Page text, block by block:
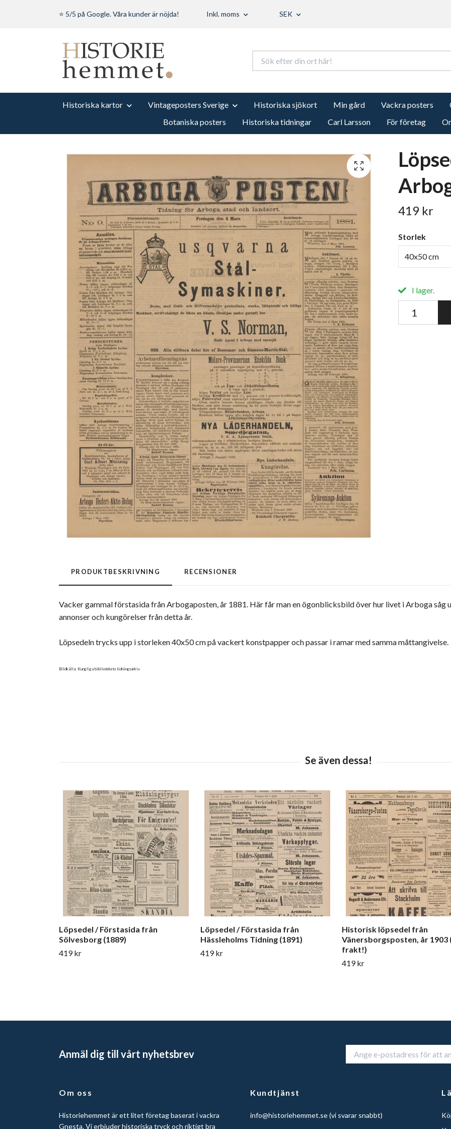
⭐ 5/5 på Google. Våra kunder är nöjda! Inkl. moms SEK
Historiska kartor Vintageposters Sverige Historiska sjökort Min gård Vackra posters
Botaniska posters
Historiska tidningar Carl Larsson För företag
419 kr
Storlek
40x50 cm
I lager.
PRODUKTBESKRIVNING RECENSIONER
Vacker gammal förstasida från Arbogaposten, år 1881. Här får man en ögonblicksbild över hur livet i Arboga såg
annonser och kungörelser från detta år.
Löpsedeln trycks upp i storleken 40x50 cm på vackert konstpapper och passar i ramar med samma måttangivelse.
Bildkälla: Kungliga bibliotekets tidningsarkiv
Löpsedel / Förstasida från
Sölvesborg (1889)
419 kr
Löpsedel / Förstasida från
Hässleholms Tidning (1891)
419 kr
Historisk löpsedel från
Vänersborgsposten, år 1903
frakt!)
419 kr
Anmäl dig till vårt nyhetsbrev
Om oss
Historiehemmet är ett litet företag baserat i vackra
Gnesta. Vi erbjuder historiska tryck och riktigt bra
Kundtjänst
info@historiehemmet.se(vi svarar snabbt)